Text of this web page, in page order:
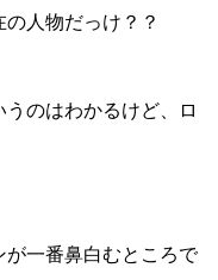
人物だっけ？？
のはわかるけど、ロ
一番鼻白むところで